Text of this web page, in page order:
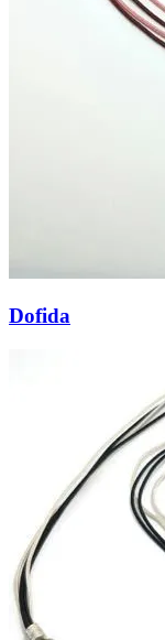
Dofida